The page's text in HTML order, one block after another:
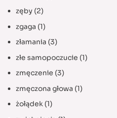
zęby (2)
zgaga (1)
złamania (3)
złe samopoczucie (1)
zmęczenie (3)
zmęczona głowa (1)
żołądek(1)